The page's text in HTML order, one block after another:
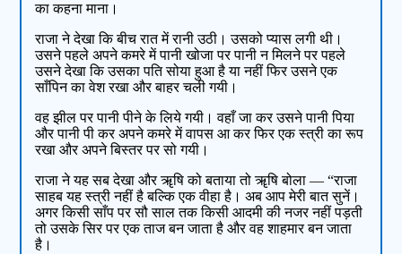
का कहना माना।
राजा ने देखा कि बीच रात में रानी उठी। उसको प्यास लगी थी।
उसने पहले अपने कमरे में पानी खोजा पर पानी न मिलने पर पहले
उसने देखा कि उसका पति सोया हुआ है या नहीं फिर उसने एक
साँपिन का वेश रखा और बाहर चली गयी।
वह झील पर पानी पीने के लिये गयी। वहाँ जा कर उसने पानी पिया
और पानी पी कर अपने कमरे में वापस आ कर फिर एक स्त्री का रूप
रखा और अपने बिस्तर पर सो गयी।
राजा ने यह सब देखा और ॠषि को बताया तो ॠषि बोला — “राजा
साहब यह स्त्री नहीं है बल्कि एक वीहा है। अब आप मेरी बात सुनें।
अगर किसी साँप पर सौ साल तक किसी आदमी की नजर नहीं पड़ती
तो उसके सिर पर एक ताज बन जाता है और वह शाहमार बन जाता
है।